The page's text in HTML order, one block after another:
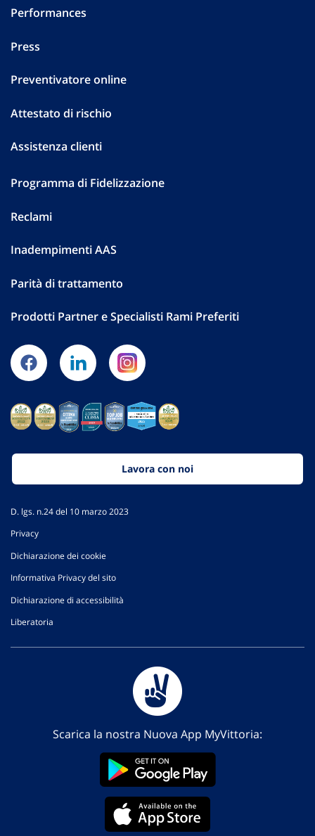
Performances
Press
Preventivatore online
Attestato di rischio
Assistenza clienti
Programma di Fidelizzazione
Reclami
Inadempimenti AAS
Parità di trattamento
Prodotti Partner e Specialisti Rami Preferiti
Lavora con noi
D. lgs. n.24 del 10 marzo 2023
Privacy
Dichiarazione dei cookie
Informativa Privacy del sito
Dichiarazione di accessibilità
Liberatoria
Scarica la nostra Nuova App MyVittoria: